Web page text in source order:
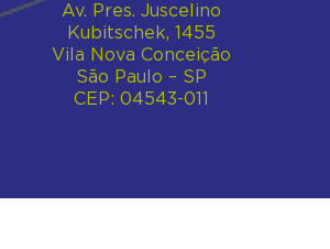
Av. Pres. Juscelino
Kubitschek, 1455
Vila Nova Conceição
São Paulo – SP
CEP: 04543-011